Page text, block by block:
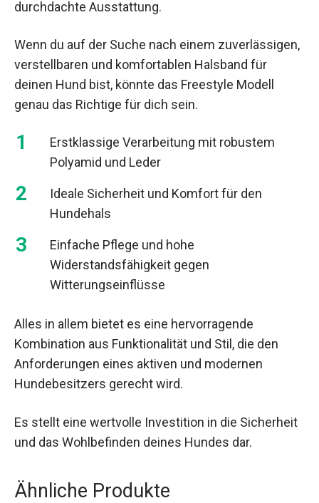
durchdachte Ausstattung.
Wenn du auf der Suche nach einem zuverlässigen,
verstellbaren und komfortablen Halsband für
deinen Hund bist, könnte das Freestyle Modell
genau das Richtige für dich sein.
Erstklassige Verarbeitung mit robustem
Polyamid und Leder
Ideale Sicherheit und Komfort für den
Hundehals
Einfache Pflege und hohe
Widerstandsfähigkeit gegen
Witterungseinflüsse
Alles in allem bietet es eine hervorragende
Kombination aus Funktionalität und Stil, die den
Anforderungen eines aktiven und modernen
Hundebesitzers gerecht wird.
Es stellt eine wertvolle Investition in die Sicherheit
und das Wohlbefinden deines Hundes dar.
Ähnliche Produkte